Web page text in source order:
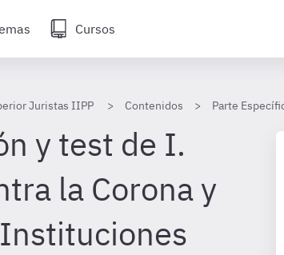
Cursos
Juristas IIPP Contenidos Parte
y test de I.
la Corona y